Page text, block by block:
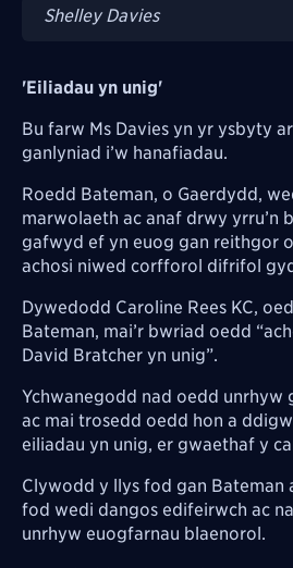
Shelley Davies
'Eiliadau yn unig'
Bu farw Ms Davies yn yr ysbyty
ganlyniad i’w hanafiadau.
Roedd Bateman, o Gaerdydd,
marwolaeth ac anaf drwy yrru’n
gafwyd ef yn euog gan reithgor
achosi niwed corfforol difrifol
Dywedodd Caroline Rees KC,
Bateman, mai’r bwriad oedd
David Bratcher yn unig”.
Ychwanegodd nad oedd unrhyw
ac mai trosedd oedd hon a
eiliadau yn unig, er gwaethaf y
Clywodd y llys fod gan Bateman
fod wedi dangos edifeirwch ac
unrhyw euogfarnau blaenorol.